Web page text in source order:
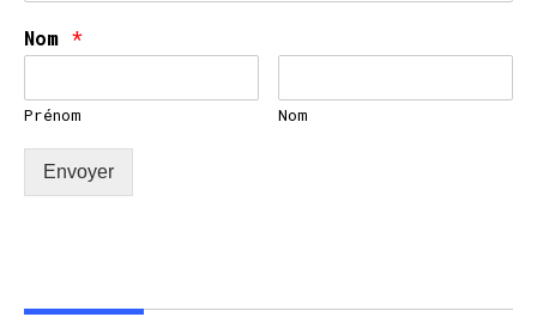
Nom *
Prénom Nom
Envoyer